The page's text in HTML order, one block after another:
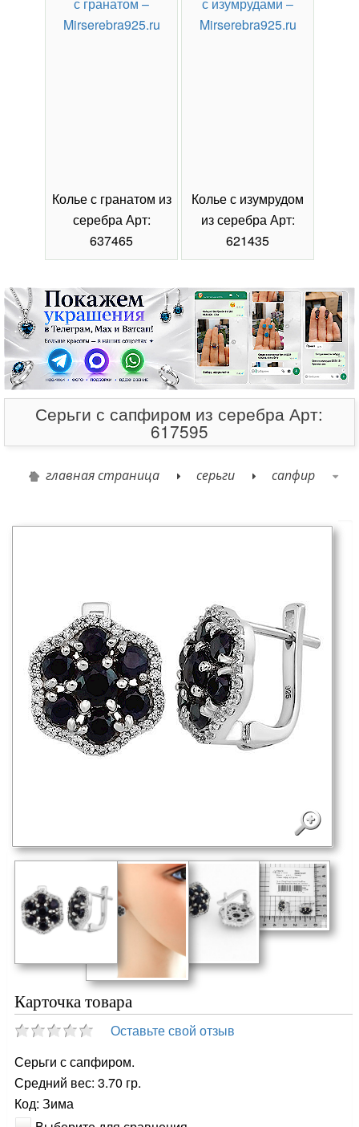
Колье с гранатом из
серебра Арт:
637465
Колье с изумрудом
из серебра Арт:
621435
Серьги с сапфиром из серебра Арт:
617595
главная страница серьги сапфир
Карточка товара
Оставьте свой отзыв
Серьги с сапфиром.
Средний вес: 3.70 гр.
Код: Зима